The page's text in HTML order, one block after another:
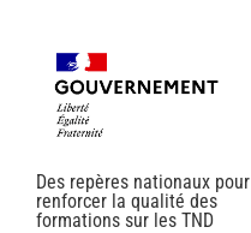
Des repères nationaux pour
renforcer la qualité des
formations sur les TND